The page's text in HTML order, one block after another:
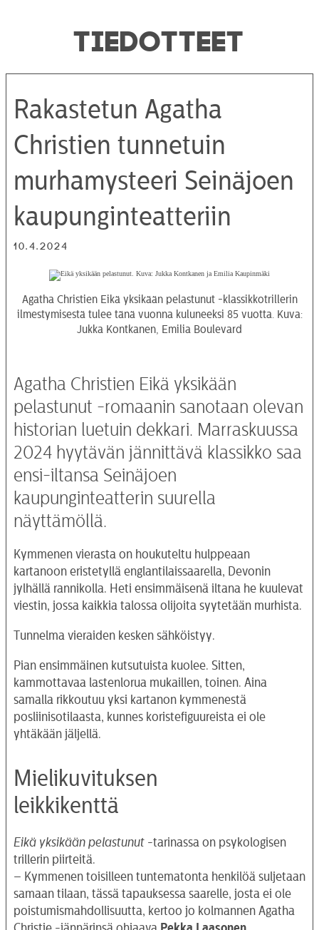
TIEDOTTEET
Rakastetun Agatha
Christien tunnetuin
murhamysteeri Seinäjoen
kaupunginteatteriin
10.4.2024
Agatha Christien Eikä yksikään pelastunut -klassikkotrillerin
ilmestymisestä tulee tänä vuonna kuluneeksi 85 vuotta. Kuva:
Jukka Kontkanen, Emilia Boulevard
Agatha Christien Eikä yksikään
pelastunut -romaanin sanotaan olevan
historian luetuin dekkari. Marraskuussa
2024 hyytävän jännittävä klassikko saa
ensi-iltansa Seinäjoen
kaupunginteatterin suurella
näyttämöllä.
Kymmenen vierasta on houkuteltu hulppeaan
kartanoon eristetyllä englantilaissaarella, Devonin
jylhällä rannikolla. Heti ensimmäisenä iltana he kuulevat
viestin, jossa kaikkia talossa olijoita syytetään murhista.
Tunnelma vieraiden kesken sähköistyy.
Pian ensimmäinen kutsutuista kuolee. Sitten,
kammottavaa lastenlorua mukaillen, toinen. Aina
samalla rikkoutuu yksi kartanon kymmenestä
posliinisotilaasta, kunnes koristefiguureista ei ole
yhtäkään jäljellä.
Mielikuvituksen
leikkikenttä
Eikä yksikään pelastunut -tarinassa on psykologisen
trillerin piirteitä.
– Kymmenen toisilleen tuntematonta henkilöä suljetaan
samaan tilaan, tässä tapauksessa saarelle, josta ei ole
poistumismahdollisuutta, kertoo jo kolmannen Agatha